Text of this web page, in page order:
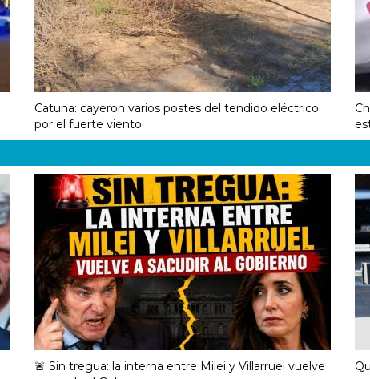
Catuna: cayeron varios postes del tendido eléctrico
por el fuerte viento
🚨 Sin tregua: la interna entre Milei y Villarruel vuelve